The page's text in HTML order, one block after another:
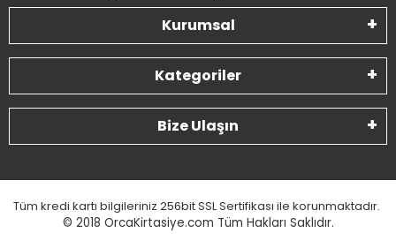
Kurumsal
Kategoriler
Bize Ulaşın
Tüm kredi kartı bilgileriniz 256bit SSL Sertifikası ile korunmaktadır.
© 2018 OrcaKirtasiye.com Tüm Hakları Saklıdır.